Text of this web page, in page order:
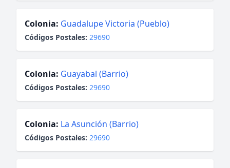
Colonia: Guadalupe Victoria (Pueblo)
Códigos Postales: 29690
Colonia: Guayabal (Barrio)
Códigos Postales: 29690
Colonia: La Asunción (Barrio)
Códigos Postales: 29690